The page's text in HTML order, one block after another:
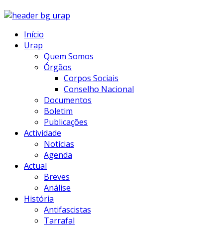
Início
Urap
Quem Somos
Órgãos
Corpos Sociais
Conselho Nacional
Documentos
Boletim
Publicações
Actividade
Notícias
Agenda
Actual
Breves
Análise
História
Antifascistas
Tarrafal